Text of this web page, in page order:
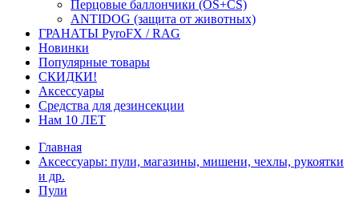
Перцовые баллончики (OS+CS)
ANTIDOG (защита от животных)
ГРАНАТЫ PyroFX / RAG
Новинки
Популярные товары
СКИДКИ!
Аксессуары
Средства для дезинсекции
Нам 10 ЛЕТ
Главная
Аксессуары: пули, магазины, мишени, чехлы, рукоятки
и др.
Пули